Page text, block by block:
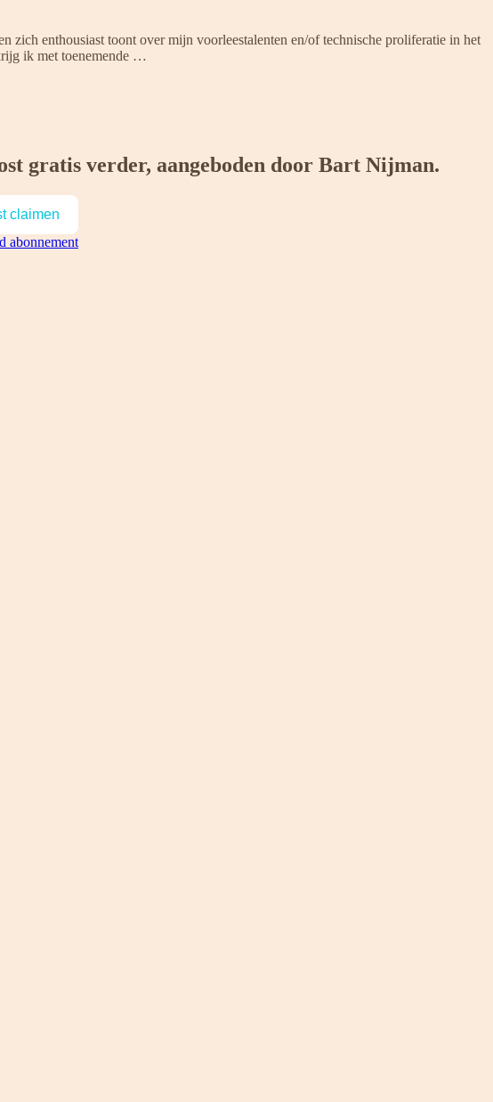
zich enthousiast toont over mijn voorleestalenten en/of technische proliferatie in het
ik met toenemende …
gratis verder, aangeboden door Bart Nijman.
claimen
abonnement